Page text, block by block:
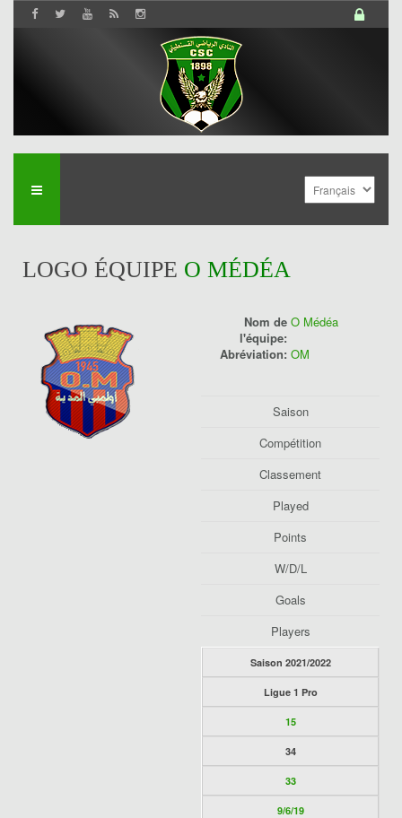
LOGO ÉQUIPE O MÉDÉA
Nom de
l'équipe:
O Médéa
Abréviation: OM
History
Saison
Compétition
Classement
Played
Points
W/D/L
Goals
Players
Saison 2021/2022
Ligue 1 Pro
15
34
33
9/6/19